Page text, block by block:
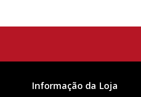
Informação da Loja